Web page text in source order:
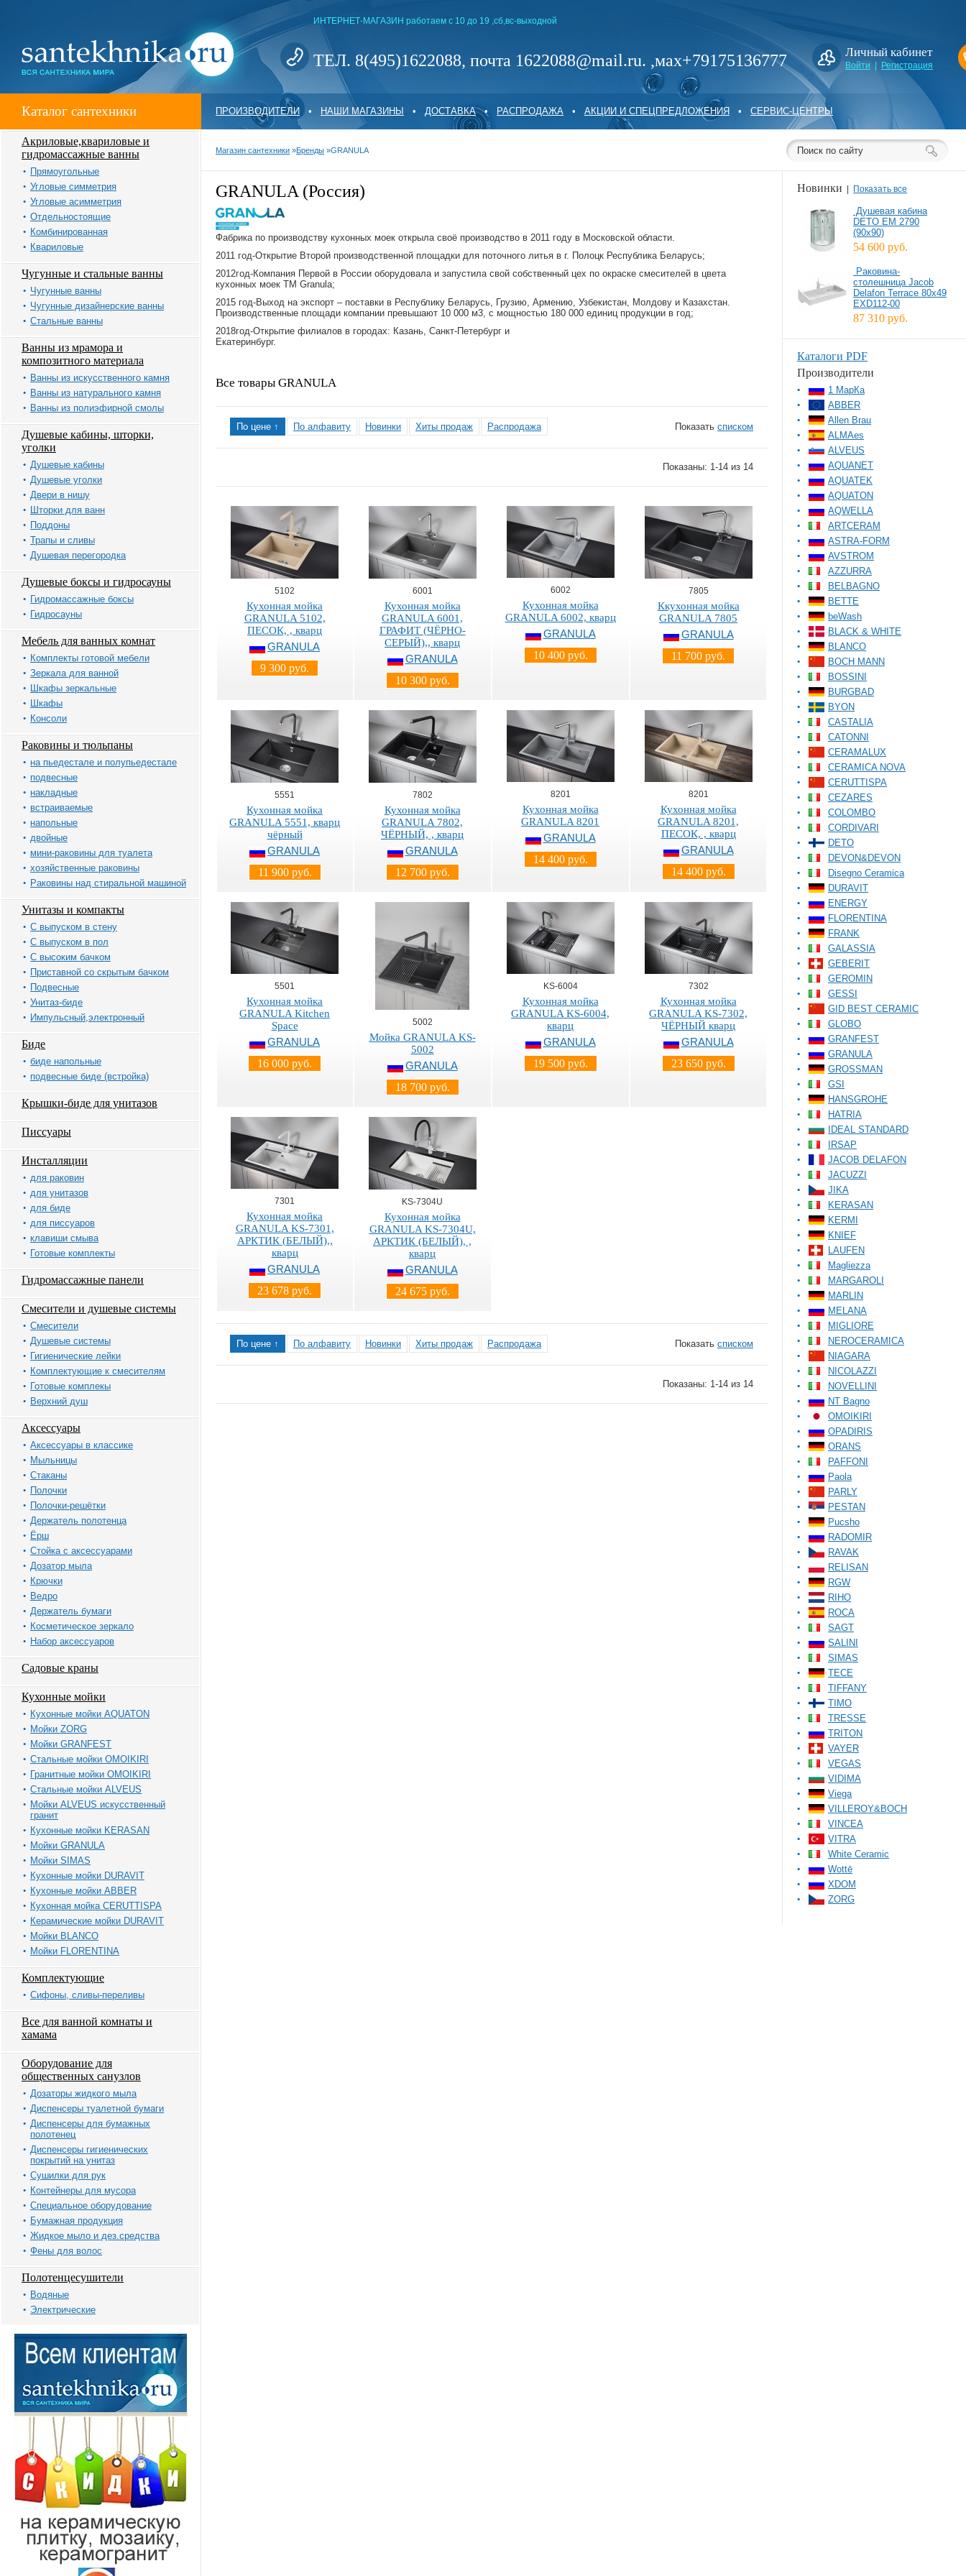
ИНТЕРНЕТ-МАГАЗИН работаем с 10 до 19 ,сб,вс-выходной
ТЕЛ. 8(495)1622088, почта 1622088@mail.ru. ,мах+79175136777 Личный кабинет
Войти Регистрация
Каталог сантехники ПРОИЗВОДИТЕЛИ • НАШИ МАГАЗИНЫ • ДОСТАВКА • РАСПРОДАЖА • АКЦИИ И СПЕЦПРЕДЛОЖЕНИЯ • СЕРВИС-ЦЕНТРЫ
Акриловые,квариловые и
гидромассажные ванны
Прямоугольные
Угловые симметрия
Угловые асимметрия
Отдельностоящие
Комбинированная
Квариловые
Чугунные и стальные ванны
Чугунные ванны
Чугунные дизайнерские ванны
Стальные ванны
Ванны из мрамора и
композитного материала
Ванны из искусственного камня
Ванны из натурального камня
Ванны из полиэфирной смолы
Душевые кабины, шторки,
уголки
Душевые кабины
Душевые уголки
Двери в нишу
Шторки для ванн
Поддоны
Трапы и сливы
Душевая перегородка
Душевые боксы и гидросауны
Гидромассажные боксы
Гидросауны
Мебель для ванных комнат
Комплекты готовой мебели
Зеркала для ванной
Шкафы зеркальные
Шкафы
Консоли
Раковины и тюльпаны
на пьедестале и полупьедестале
подвесные
накладные
встраиваемые
напольные
двойные
мини-раковины для туалета
хозяйственные раковины
Раковины над стиральной машиной
Унитазы и компакты
С выпуском в стену
С выпуском в пол
С высоким бачком
Приставной со скрытым бачком
Подвесные
Унитаз-биде
Импульсный,электронный
Биде
биде напольные
подвесные биде (встройка)
Крышки-биде для унитазов
Писсуары
Инсталляции
для раковин
для унитазов
для биде
для писсуаров
клавиши смыва
Готовые комплекты
Гидромассажные панели
Смесители и душевые системы
Смесители
Душевые системы
Гигиенические лейки
Комплектующие к смесителям
Готовые комплекы
Верхний душ
Аксессуары
Аксессуары в классике
Мыльницы
Стаканы
Полочки
Полочки-решётки
Держатель полотенца
Ёрш
Стойка с аксессуарами
Дозатор мыла
Крючки
Ведро
Держатель бумаги
Косметическое зеркало
Набор аксессуаров
Садовые краны
Кухонные мойки
Кухонные мойки AQUATON
Мойки ZORG
Мойки GRANFEST
Стальные мойки OMOIKIRI
Гранитные мойки OMOIKIRI
Стальные мойки ALVEUS
Мойки ALVEUS искусственный
гранит
Кухонные мойки KERASAN
Мойки GRANULA
Мойки SIMAS
Кухонные мойки DURAVIT
Кухонные мойки ABBER
Кухонная мойка CERUTTISPA
Керамические мойки DURAVIT
Мойки BLANCO
Мойки FLORENTINA
Комплектующие
Сифоны, сливы-переливы
Все для ванной комнаты и
хамама
Оборудование для
общественных санузлов
Дозаторы жидкого мыла
Диспенсеры туалетной бумаги
Диспенсеры для бумажных
полотенец
Диспенсеры гигиенических
покрытий на унитаз
Сушилки для рук
Контейнеры для мусора
Специальное оборудование
Бумажная продукция
Жидкое мыло и дез.средства
Фены для волос
Полотенцесушители
Водяные
Электрические
Магазин сантехники »Бренды »GRANULA
GRANULA (Россия)
Фабрика по производству кухонных моек открыла своё производство в 2011 году в Московской области.
2011 год-Открытие Второй производственной площадки для поточного литья в г. Полоцк Республика Беларусь;
2012год-Компания Первой в России оборудовала и запустила свой собственный цех по окраске смесителей в цвета
кухонных моек ТМ Granula;
2015 год-Выход на экспорт – поставки в Республику Беларусь, Грузию, Армению, Узбекистан, Молдову и Казахстан.
Производственные площади компании превышают 10 000 м3, с мощностью 180 000 единиц продукции в год;
2018год-Открытие филиалов в городах: Казань, Санкт-Петербург и
Екатеринбург.
Все товары GRANULA
Показать списком
По цене ↑ По алфавиту Новинки Хиты продаж Распродажа
Показаны: 1-14 из 14
5102
Кухонная мойка
GRANULA 5102,
ПЕСОК, , кварц
GRANULA
9 300 руб.
6001
Кухонная мойка
GRANULA 6001,
ГРАФИТ (ЧЁРНО-
СЕРЫЙ),, кварц
GRANULA
10 300 руб.
6002
Кухонная мойка
GRANULA 6002, кварц
GRANULA
10 400 руб.
7805
Ккухонная мойка
GRANULA 7805
GRANULA
11 700 руб.
5551
Кухонная мойка
GRANULA 5551, кварц
чёрный
GRANULA
11 900 руб.
7802
Кухонная мойка
GRANULA 7802,
ЧЁРНЫЙ, , кварц
GRANULA
12 700 руб.
8201
Кухонная мойка
GRANULA 8201
GRANULA
14 400 руб.
8201
Кухонная мойка
GRANULA 8201,
ПЕСОК, , кварц
GRANULA
14 400 руб.
5501
Кухонная мойка
GRANULA Kitchen
Space
GRANULA
16 000 руб.
5002
Мойка GRANULA KS-
5002
GRANULA
18 700 руб.
KS-6004
Кухонная мойка
GRANULA KS-6004,
кварц
GRANULA
19 500 руб.
7302
Кухонная мойка
GRANULA KS-7302,
ЧЁРНЫЙ кварц
GRANULA
23 650 руб.
7301
Кухонная мойка
GRANULA KS-7301,
АРКТИК (БЕЛЫЙ),,
кварц
GRANULA
23 678 руб.
KS-7304U
Кухонная мойка
GRANULA KS-7304U,
АРКТИК (БЕЛЫЙ), ,
кварц
GRANULA
24 675 руб.
Показать списком
По цене ↑ По алфавиту Новинки Хиты продаж Распродажа
Показаны: 1-14 из 14
Новинки Показать все
Душевая кабина
DETO EM 2790
(90x90)
54 600 руб.
Раковина-
столешница Jacob
Delafon Terrace 80x49
EXD112-00
87 310 руб.
Каталоги PDF
Производители
1 МарКа
ABBER
Allen Brau
ALMAes
ALVEUS
AQUANET
AQUATEK
AQUATON
AQWELLA
ARTCERAM
ASTRA-FORM
AVSTROM
AZZURRA
BELBAGNO
BETTE
beWash
BLACK & WHITE
BLANCO
BOCH MANN
BOSSINI
BURGBAD
BYON
CASTALIA
CATONNI
CERAMALUX
CERAMICA NOVA
CERUTTISPA
CEZARES
COLOMBO
CORDIVARI
DETO
DEVON&DEVON
Disegno Ceramica
DURAVIT
ENERGY
FLORENTINA
FRANK
GALASSIA
GEBERIT
GEROMIN
GESSI
GID BEST CERAMIC
GLOBO
GRANFEST
GRANULA
GROSSMAN
GSI
HANSGROHE
HATRIA
IDEAL STANDARD
IRSAP
JACOB DELAFON
JACUZZI
JIKA
KERASAN
KERMI
KNIEF
LAUFEN
Magliezza
MARGAROLI
MARLIN
MELANA
MIGLIORE
NEROCERAMICA
NIAGARA
NICOLAZZI
NOVELLINI
NT Bagno
OMOIKIRI
OPADIRIS
ORANS
PAFFONI
Paola
PARLY
PESTAN
Pucsho
RADOMIR
RAVAK
RELISAN
RGW
RIHO
ROCA
SAGT
SALINI
SIMAS
TECE
TIFFANY
TIMO
TRESSE
TRITON
VAYER
VEGAS
VIDIMA
Viega
VILLEROY&BOCH
VINCEA
VITRA
White Ceramic
Wottē
XDOM
ZORG